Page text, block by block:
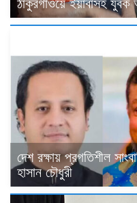
ঠাকুরগাঁওয়ে ইয়াবাসহ
দেশ রক্ষায় প্রগতিশীল
হাসান চৌধুরী